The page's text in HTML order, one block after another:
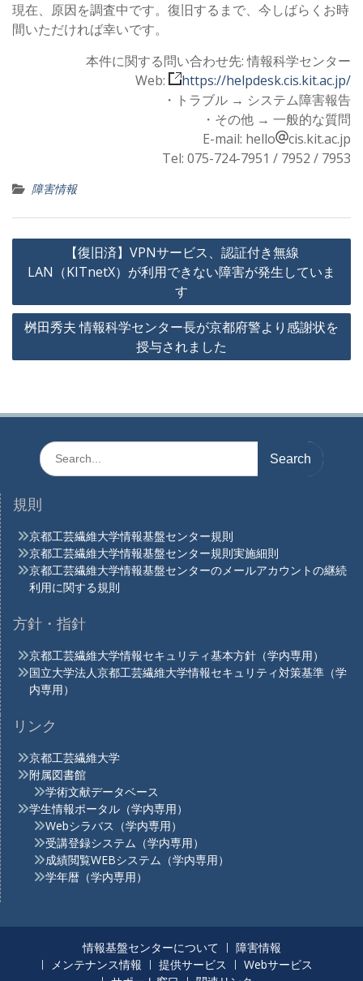
現在、原因を調査中です。復旧するまで、今しばらくお時
間いただければ幸いです。
本件に関する問い合わせ先: 情報科学センター
Web:
https://helpdesk.cis.kit.ac.jp/
・トラブル → システム障害報告
・その他 → 一般的な質問
E-mail: hello
cis.kit.ac.jp
Tel: 075-724-7951 / 7952 / 7953
障害情報
投
ビ
ゲ
ー
ョ
【復旧済】VPNサービス、認証付き無線
LAN（KITnetX）が利用できない障害が発生していま
す
桝田秀夫 情報科学センター長が京都府警より感謝状を
授与されました
Search
for:
規則
京都工芸繊維大学情報基盤センター規則
京都工芸繊維大学情報基盤センター規則実施細則
京都工芸繊維大学情報基盤センターのメールアカウントの継続
利用に関する規則
方針・指針
京都工芸繊維大学情報セキュリティ基本方針（学内専用）
国立大学法人京都工芸繊維大学情報セキュリティ対策基準（学
内専用）
リンク
京都工芸繊維大学
附属図書館
学術文献データベース
学生情報ポータル（学内専用）
Webシラバス（学内専用）
受講登録システム（学内専用）
成績閲覧WEBシステム（学内専用）
学年暦（学内専用）
情報基盤センターについて
障害情報
メンテナンス情報
提供サービス
Webサービス